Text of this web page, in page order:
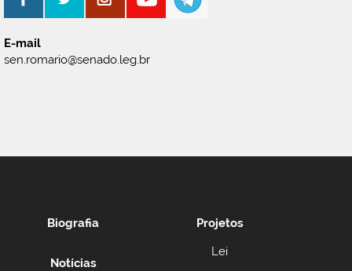
E-mail
sen.romario@senado.leg.br
Biografia
Notícias
Projetos
Lei